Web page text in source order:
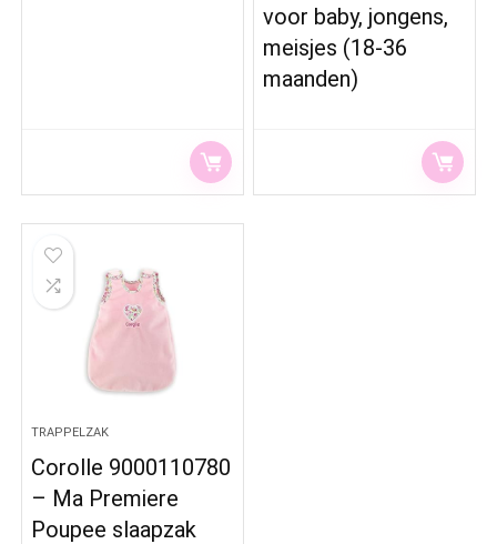
voor baby, jongens,
meisjes (18-36
maanden)
TRAPPELZAK
Corolle 9000110780
– Ma Premiere
Poupee slaapzak